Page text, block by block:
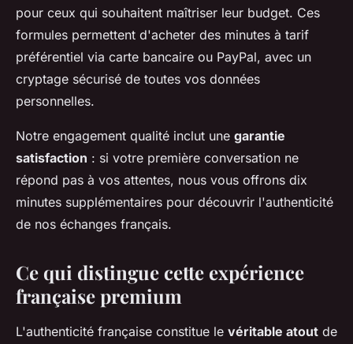
pour ceux qui souhaitent maîtriser leur budget. Ces
formules permettent d'acheter des minutes à tarif
préférentiel via carte bancaire ou PayPal, avec un
cryptage sécurisé de toutes vos données
personnelles.
Notre engagement qualité inclut une garantie
satisfaction : si votre première conversation ne
répond pas à vos attentes, nous vous offrons dix
minutes supplémentaires pour découvrir l'authenticité
de nos échanges français.
Ce qui distingue cette expérience
française premium
L'authenticité française constitue le véritable atout de